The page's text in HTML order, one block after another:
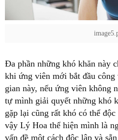
khi ứng viên mới bắt đầu
gian này, nếu ứng viên không
tự mình giải quyết những khó
gặp lại cũng rất khó có thể
vậy Lý Hoa thể hiện mình là
vấn đề một cách độc lập và